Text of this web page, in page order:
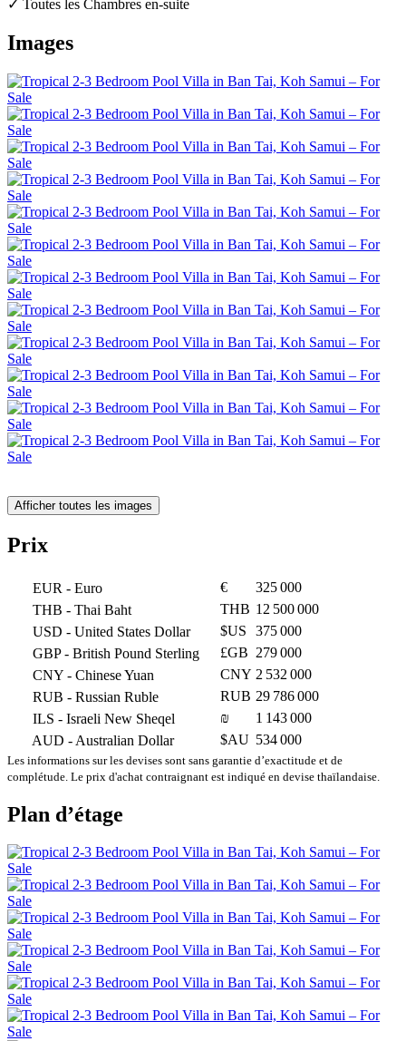
✓ Toutes les Chambres en-suite
Images
Afficher toutes les images
Prix
EUR - Euro €
325 000
THB - Thai Baht THB 12 500 000
USD - United States Dollar $US
375 000
GBP- British Pound Sterling £GB 279 000
CNY - Chinese Yuan CNY 2 532 000
RUB - Russian Ruble RUB 29 786 000
ILS - Israeli New Sheqel ₪
1 143 000
AUD - Australian Dollar $AU 534 000
Les informations sur les devises sont sans garantie d’exactitude et de
complétude. Le prix d'achat contraignant est indiqué en devise thaïlandaise.
Plan d’étage